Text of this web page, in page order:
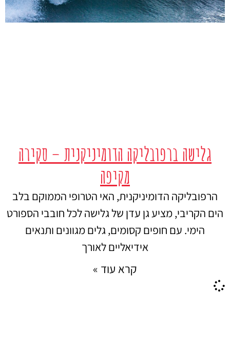
גלישה ברפובליקה הדומיניקנית – סקירה
מקיפה
הרפובליקה הדומיניקנית, האי הטרופי הממוקם בלב
הים הקריבי, מציע גן עדן של גלישה לכל חובבי הספורט
הימי. עם חופים קסומים, גלים מגוונים ותנאים
אידיאליים לאורך
קרא עוד »